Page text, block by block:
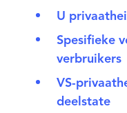
U
Spesifieke
verbruikers
VS-
deelstate